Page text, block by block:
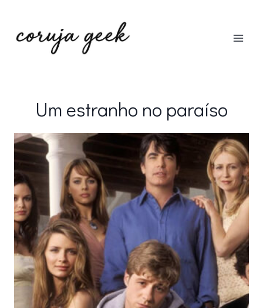
Um estranho no paraíso